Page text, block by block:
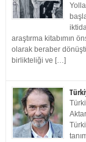
araştırma kitabımın
olarak beraber
birlikteliği ve […]